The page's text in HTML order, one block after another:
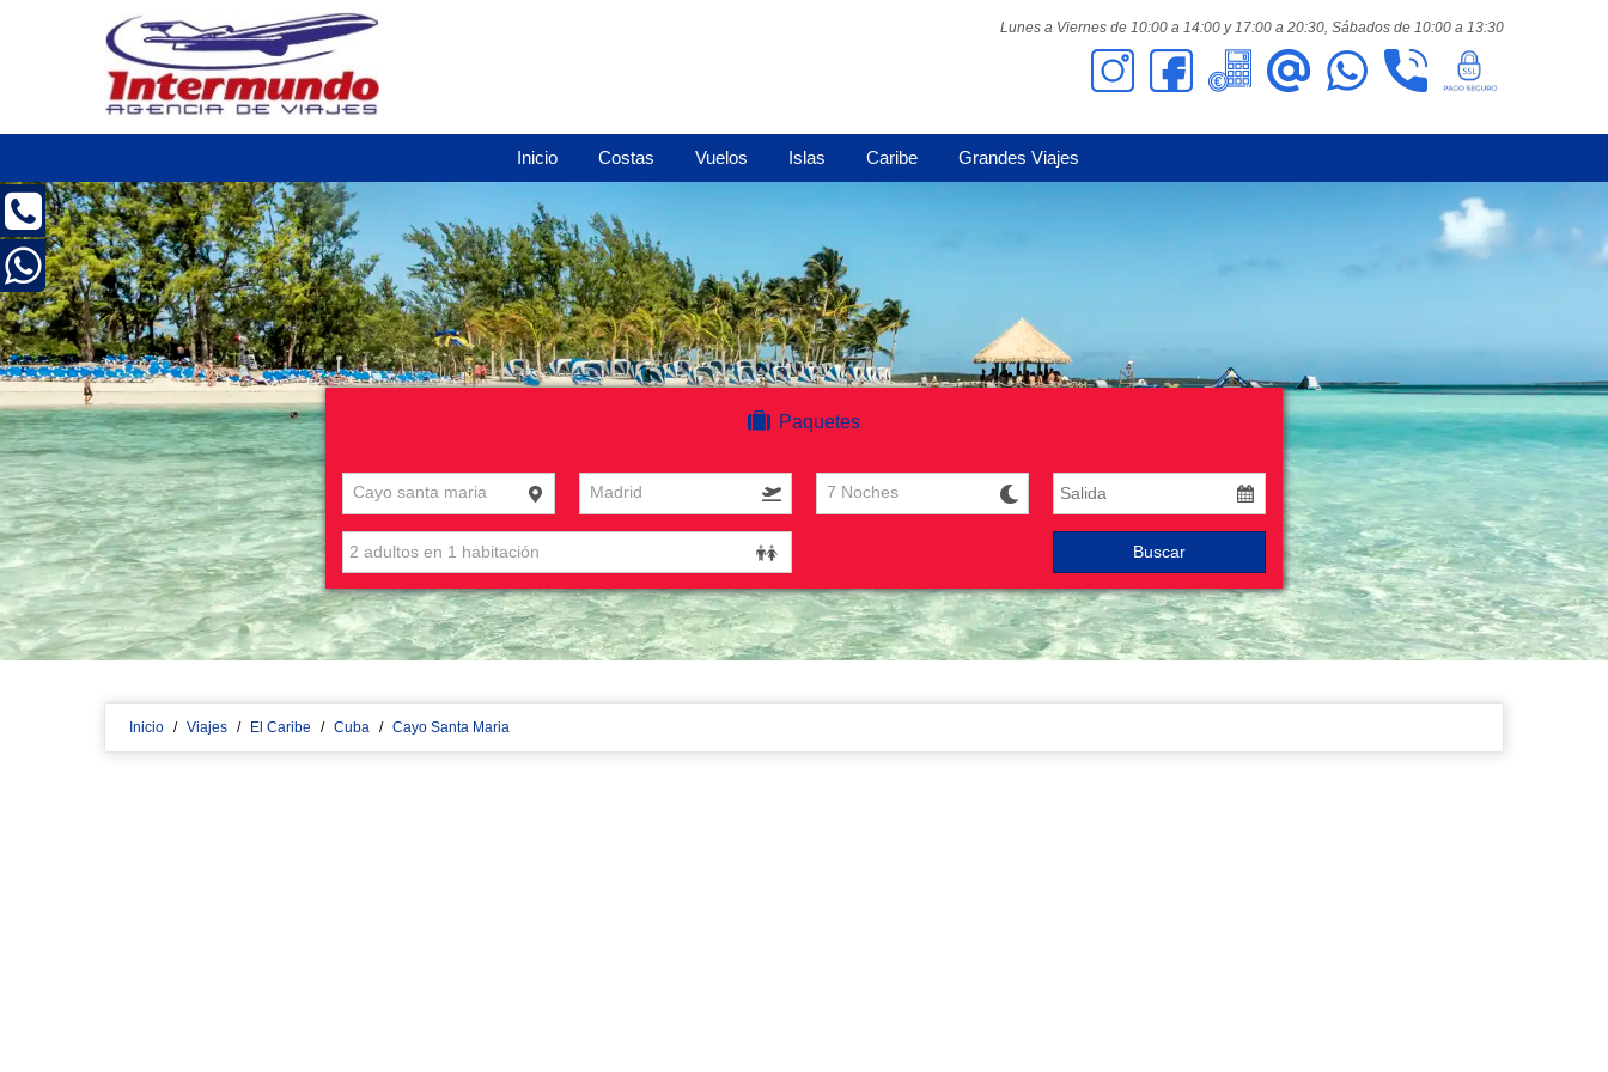
Lunes a Viernes de 10:00 a 14:00 y 17:00 a 20:30, Sábados de 10:00 a 13:30
Inicio Costas Vuelos Islas Caribe Grandes Viajes
Paquetes
Cayo santa maria Madrid 7 Noches
Buscar
Inicio / Viajes / El Caribe / Cuba / Cayo Santa Maria